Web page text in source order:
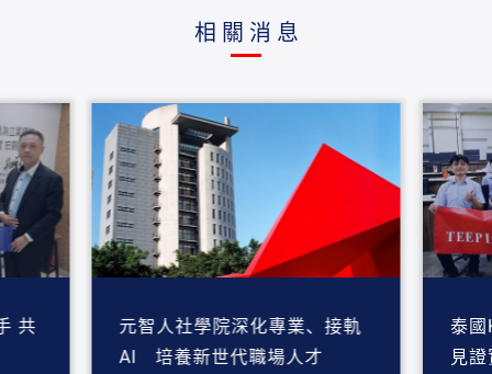
相關消息
元智人社學院深化專業、接軌
AI 培養新世代職場人才
泰
見